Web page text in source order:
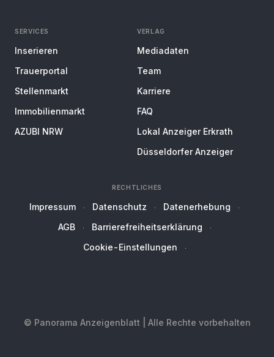
SERVICES
Inserieren
Trauerportal
Stellenmarkt
Immobilienmarkt
AZUBI NRW
VERLAG
Mediadaten
Team
Karriere
FAQ
Lokal Anzeiger Erkrath
Düsseldorfer Anzeiger
RECHTLICHES
Impressum Datenschutz
Datenerhebung
AGB
Barrierefreiheitserklärung
Cookie-Einstellungen
© Panorama Anzeigenblatt | Alle Rechte vorbehalten